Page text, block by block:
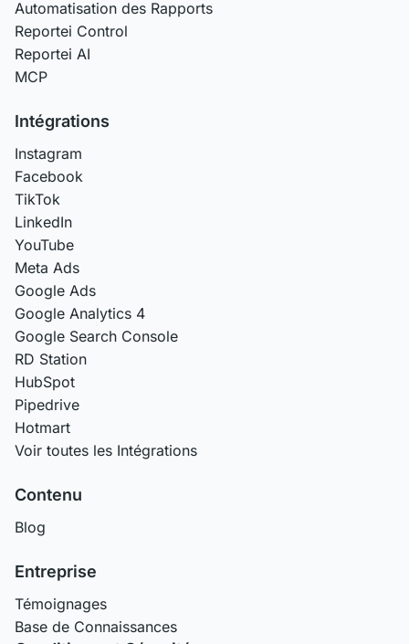
Automatisation des Rapports
Reportei Control
Reportei AI
MCP
Intégrations
Instagram
Facebook
TikTok
LinkedIn
YouTube
Meta Ads
Google Ads
Google Analytics 4
Google Search Console
RD Station
HubSpot
Pipedrive
Hotmart
Voir toutes les Intégrations
Contenu
Blog
Entreprise
Témoignages
Base de Connaissances